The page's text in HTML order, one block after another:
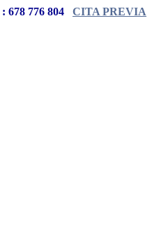
: 678 776 804 CITA PREVIA